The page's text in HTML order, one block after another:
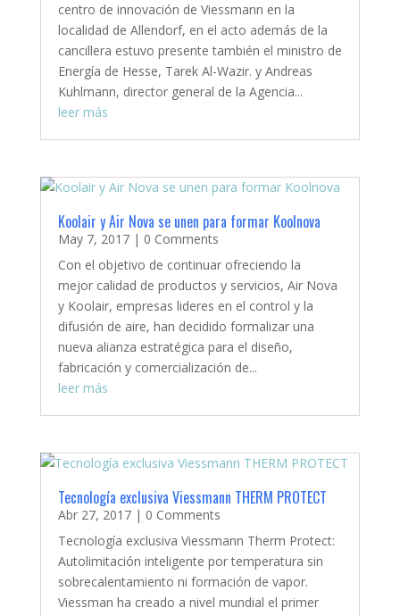
centro de innovación de Viessmann en la
localidad de Allendorf, en el acto además de la
cancillera estuvo presente también el ministro de
Energía de Hesse, Tarek Al-Wazir. y Andreas
Kuhlmann, director general de la Agencia...
leer más
Koolair y Air Nova se unen para formar Koolnova
May 7, 2017| 0 Comments
Con el objetivo de continuar ofreciendo la
mejor calidad de productos y servicios, Air Nova
y Koolair, empresas lideres en el control y la
difusión de aire, han decidido formalizar una
nueva alianza estratégica para el diseño,
fabricación y comercialización de...
leer más
Tecnología exclusiva Viessmann THERM PROTECT
Abr 27, 2017| 0 Comments
Tecnología exclusiva Viessmann Therm Protect:
Autolimitación inteligente por temperatura sin
sobrecalentamiento ni formación de vapor.
Viessman ha creado a nivel mundial el primer